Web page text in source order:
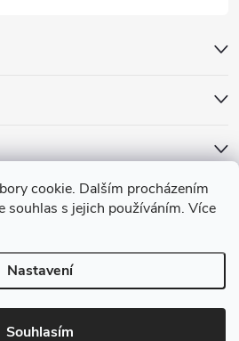
cookie. Dalším procházením
souhlas s jejich používáním. Více
Nastavení
Souhlasím
koberce. Všechna práva vyhrazena.